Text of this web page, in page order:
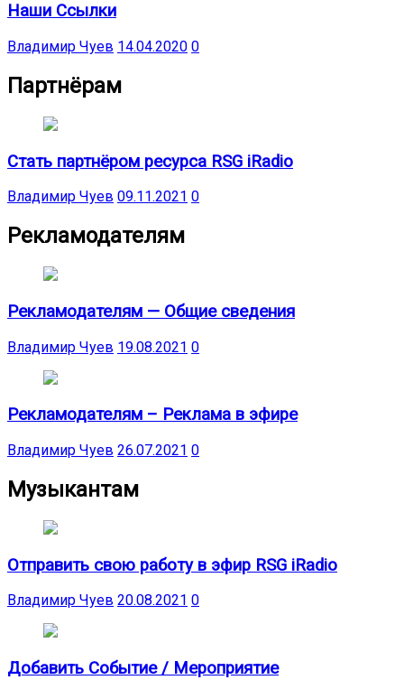
Наши Ссылки
Владимир Чуев 14.04.2020 0
Партнёрам
Стать партнёром ресурса RSG iRadio
Владимир Чуев 09.11.2021 0
Рекламодателям
Рекламодателям — Общие сведения
Владимир Чуев 19.08.2021 0
Рекламодателям – Реклама в эфире
Владимир Чуев 26.07.2021 0
Музыкантам
Отправить свою работу в эфир RSG iRadio
Владимир Чуев 20.08.2021 0
Добавить Событие / Мероприятие